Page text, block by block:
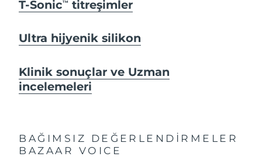
T-SonicTM titreşimler
Ultra hijyenik silikon
Klinik sonuçlar ve Uzman
incelemeleri
BAĞIMSIZ DEĞERLENDİRMELER
BAZAAR VOICE